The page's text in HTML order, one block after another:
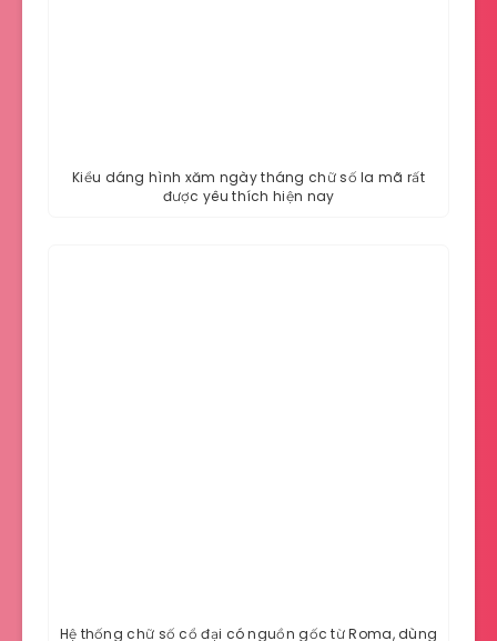
Kiểu dáng hình xăm ngày tháng chữ số la mã rất
được yêu thích hiện nay
Hệ thống chữ số cổ đại có nguồn gốc từ Roma, dùng